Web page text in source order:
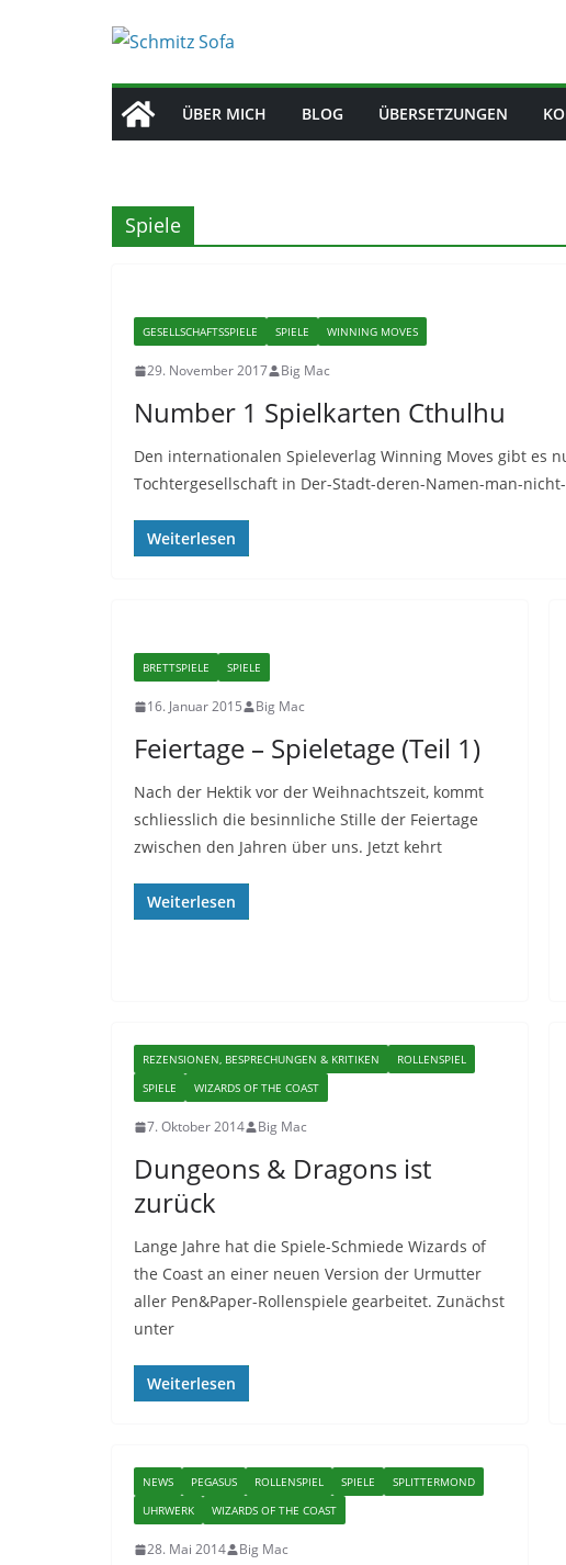
ÜBER MICH BLOG ÜBERSETZUNGEN
Spiele
GESELLSCHAFTSSPIELE SPIELE WINNING MOVES
29. November 2017 Big Mac
Number 1 Spielkarten Cthulhu
Den internationalen Spieleverlag Winning Moves gibt es
Tochtergesellschaft in Der-Stadt-deren-Namen-man-
Weiterlesen
BRETTSPIELE SPIELE
16. Januar 2015 Big Mac
Feiertage – Spieletage (Teil 1)
Nach der Hektik vor der Weihnachtszeit, kommt
schliesslich die besinnliche Stille der Feiertage
zwischen den Jahren über uns. Jetzt kehrt
Weiterlesen
REZENSIONEN, BESPRECHUNGEN & KRITIKEN
ROLLENSPIEL
SPIELE
WIZARDS OF THE COAST
7. Oktober 2014 Big Mac
Dungeons & Dragons ist
zurück
Lange Jahre hat die Spiele-Schmiede Wizards of
the Coast an einer neuen Version der Urmutter
aller Pen&Paper-Rollenspiele gearbeitet. Zunächst
unter
Weiterlesen
NEWS PEGASUS ROLLENSPIEL SPIELE
SPLITTERMOND
UHRWERK
WIZARDS OF THE COAST
28. Mai 2014 Big Mac